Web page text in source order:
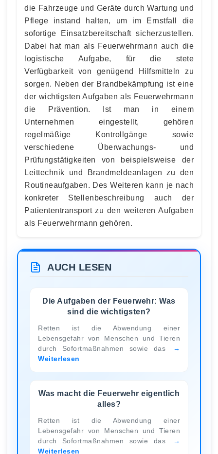
die Fahrzeuge und Geräte durch Wartung und
Pflege instand halten, um im Ernstfall die
sofortige Einsatzbereitschaft sicherzustellen.
Dabei hat man als Feuerwehrmann auch die
logistische Aufgabe, für die stete
Verfügbarkeit von genügend Hilfsmitteln zu
sorgen. Neben der Brandbekämpfung ist eine
der wichtigsten Aufgaben als Feuerwehrmann
die Prävention. Ist man in einem
Unternehmen eingestellt, gehören
regelmäßige Kontrollgänge sowie
verschiedene Überwachungs- und
Prüfungstätigkeiten von beispielsweise der
Leittechnik und Brandmeldeanlagen zu den
Routineaufgaben. Des Weiteren kann je nach
konkreter Stellenbeschreibung auch der
Patiententransport zu den weiteren Aufgaben
als Feuerwehrmann gehören.
AUCH LESEN
Die Aufgaben der Feuerwehr: Was
sind die wichtigsten?
Retten ist die Abwendung einer
Lebensgefahr von Menschen und Tieren
durch Sofortmaßnahmen sowie das
Weiterlesen
Was macht die Feuerwehr eigentlich
alles?
Retten ist die Abwendung einer
Lebensgefahr von Menschen und Tieren
durch Sofortmaßnahmen sowie das
Weiterlesen